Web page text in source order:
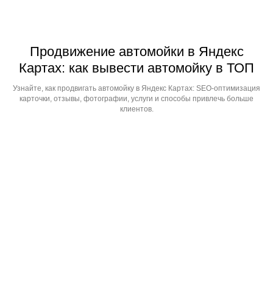
Продвижение автомойки в Яндекс
Картах: как вывести автомойку в ТОП
Узнайте, как продвигать автомойку в Яндекс Картах: SEO-оптимизация
карточки, отзывы, фотографии, услуги и способы привлечь больше
клиентов.